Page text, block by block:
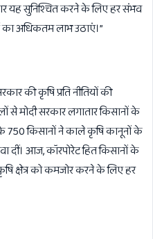
यह सुनिश्चित करने के लिए हर संभव
का अधिकतम लाभ उठाएं।”
की कृषि प्रति नीतियों की
मोदी सरकार लगातार किसानों के
750 किसानों ने काले कृषि कानूनों के
दीं। आज, कॉरपोरेट हित किसानों के
क्षेत्र को कमजोर करने के लिए हर